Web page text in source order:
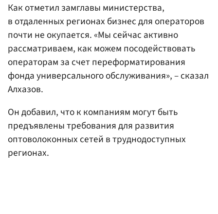
Как отметил замглавы министерства,
в отдаленных регионах бизнес для операторов
почти не окупается. «Мы сейчас активно
рассматриваем, как можем посодействовать
операторам за счет переформатирования
фонда универсального обслуживания», – сказал
Алхазов.
Он добавил, что к компаниям могут быть
предъявлены требования для развития
оптоволоконных сетей в труднодоступных
регионах.